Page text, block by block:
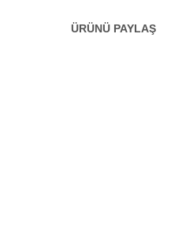
ÜRÜNÜ PAYLAŞ